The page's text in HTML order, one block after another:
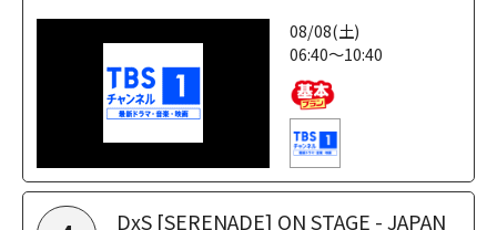
08/08(土)
06:40～10:40
DxS [SERENADE] ON STAGE - JAPAN